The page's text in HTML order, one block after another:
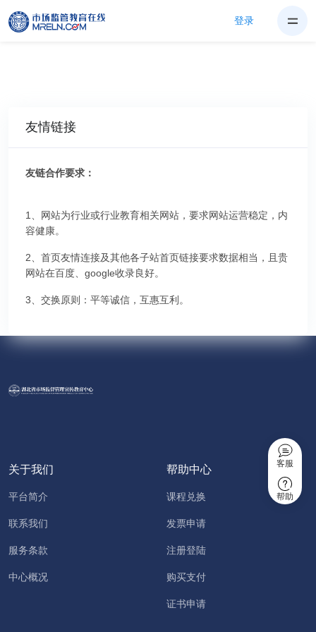
登录
客服
帮助
友情链接
友链合作要求：
1、网站为行业或行业教育相关网站，要求网站运营稳定，内
容健康。
2、首页友情连接及其他各子站首页链接要求数据相当，且贵
网站在百度、google收录良好。
3、交换原则：平等诚信，互惠互利。
关于我们
平台简介
联系我们
服务条款
中心概况
帮助中心
课程兑换
发票申请
注册登陆
购买支付
证书申请